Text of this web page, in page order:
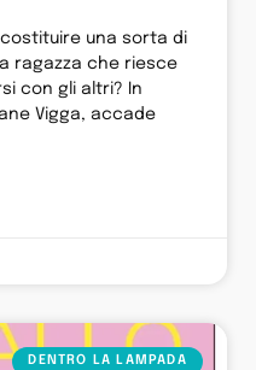
costituire una sorta di
ragazza che riesce
con gli altri? In
Vigga, accade
DENTRO LA LAMPADA